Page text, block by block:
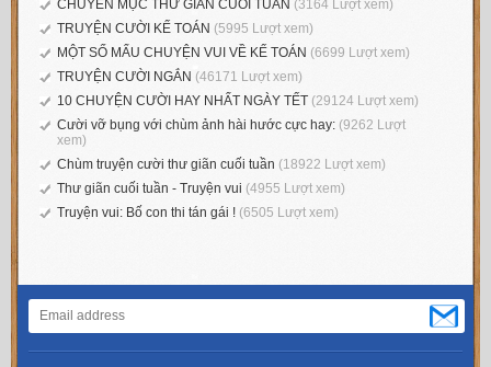
CHUYÊN MỤC THƯ GIÃN CUỐI TUẤN (3164 Lượt xem)
TRUYỆN CƯỜI KẾ TOÁN (5995 Lượt xem)
MỘT SỐ MẨU CHUYỆN VUI VỀ KẾ TOÁN (6699 Lượt xem)
TRUYỆN CƯỜI NGẮN (46171 Lượt xem)
10 CHUYỆN CƯỜI HAY NHẤT NGÀY TẾT (29124 Lượt xem)
Cười vỡ bụng với chùm ảnh hài hước cực hay: (9262 Lượt
xem)
Chùm truyện cười thư giãn cuối tuần (18922 Lượt xem)
Thư giãn cuối tuần - Truyện vui (4955 Lượt xem)
Truyện vui: Bố con thi tán gái ! (6505 Lượt xem)